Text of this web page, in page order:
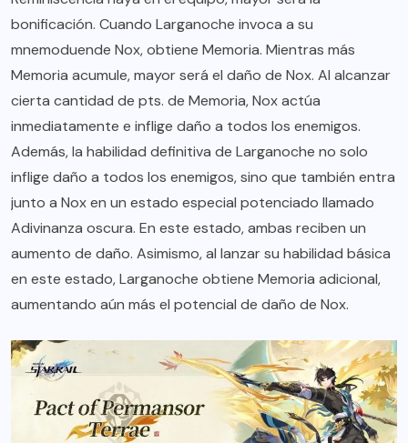
bonificación. Cuando Larganoche invoca a su
mnemoduende Nox, obtiene Memoria. Mientras más
Memoria acumule, mayor será el daño de Nox. Al alcanzar
cierta cantidad de pts. de Memoria, Nox actúa
inmediatamente e inflige daño a todos los enemigos.
Además, la habilidad definitiva de Larganoche no solo
inflige daño a todos los enemigos, sino que también entra
junto a Nox en un estado especial potenciado llamado
Adivinanza oscura. En este estado, ambas reciben un
aumento de daño. Asimismo, al lanzar su habilidad básica
en este estado, Larganoche obtiene Memoria adicional,
aumentando aún más el potencial de daño de Nox.